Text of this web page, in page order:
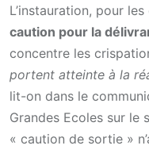
L’instauration, pour
caution pour la
concentre les
portent atteinte à la
lit-on dans le
Grandes Ecoles sur le
« caution de sortie »